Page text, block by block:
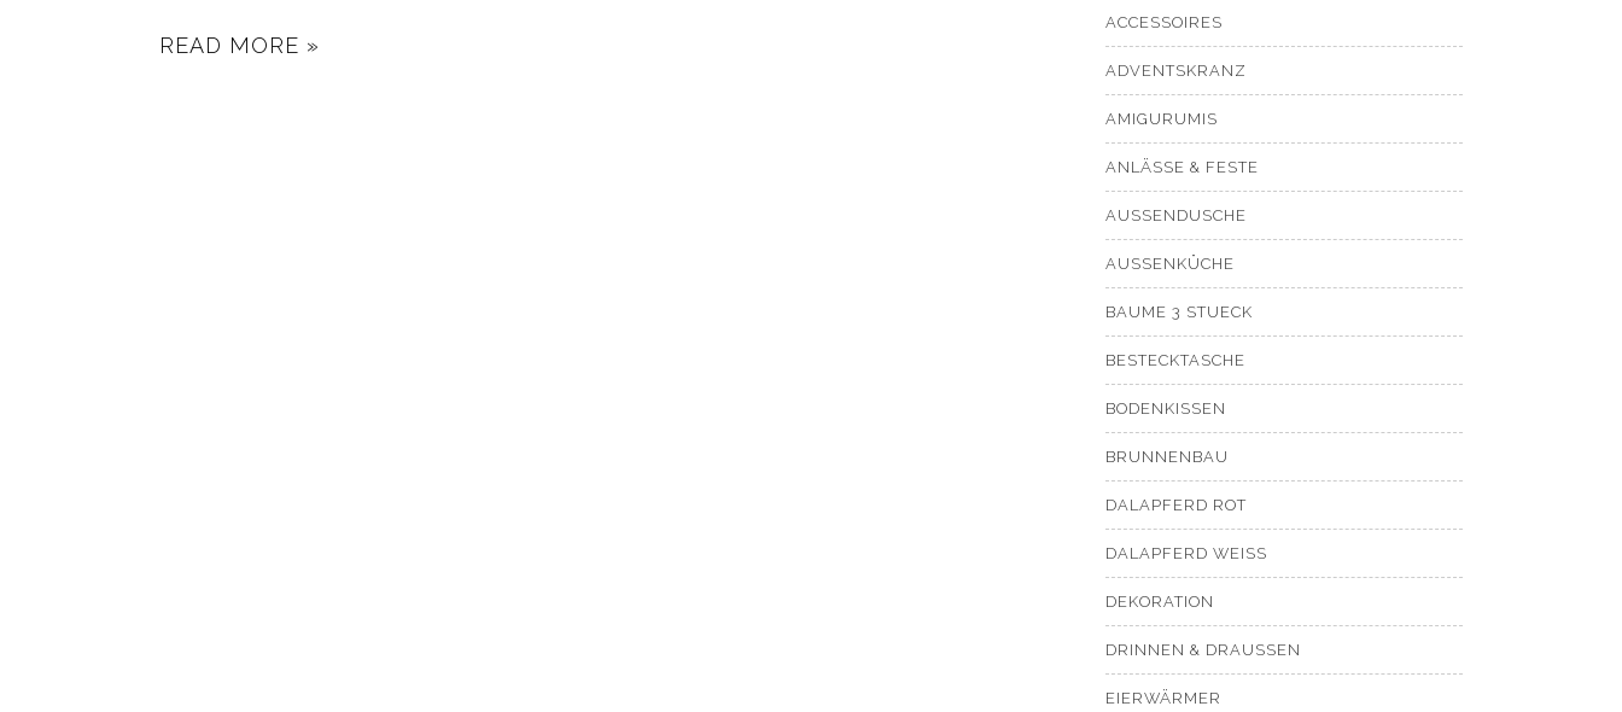
READ MORE »
ACCESSOIRES
ADVENTSKRANZ
AMIGURUMIS
ANLÄSSE & FESTE
AUSSENDUSCHE
AUSSENKÜCHE
BAUME 3 STUECK
BESTECKTASCHE
BODENKISSEN
BRUNNENBAU
DALAPFERD ROT
DALAPFERD WEISS
DEKORATION
DRINNEN & DRAUSSEN
EIERWÄRMER